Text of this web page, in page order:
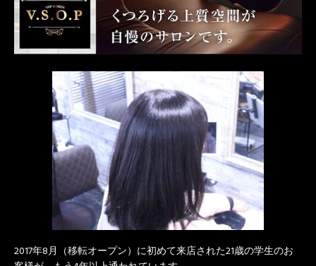
2017年8月（移転オープン）に初めて来店された21歳の学生のお